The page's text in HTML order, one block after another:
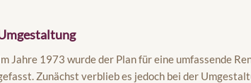
Jahre 1973 wurde der Plan für eine umfassende
Zunächst verblieb es jedoch bei der